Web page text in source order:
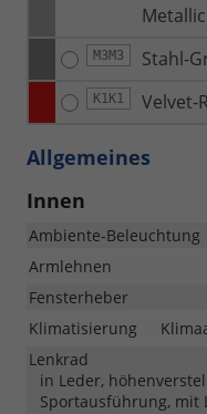
Metallic
M3M3 Stahl-
K1K1 Velvet-
Allgemeines
Innen
Ambiente-Beleuchtung
Armlehnen
Fensterheber
Klimatisierung
Lenkrad
in Leder,
Sportausführung, mit